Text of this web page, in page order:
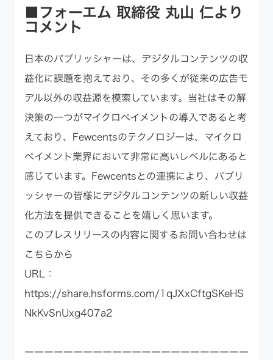
■フォーエム 取締役 丸山 仁より
コメント
日本のパブリッシャーは、デジタルコンテンツの収
益化に課題を抱えており、その多くが従来の広告モ
デル以外の収益源を模索しています。当社はその解
決策の一つがマイクロペイメントの導入であると考
えており、Fewcentsのテクノロジーは、マイクロ
ペイメント業界において非常に高いレベルにあると
感じています。Fewcentsとの連携により、パブリ
ッシャーの皆様にデジタルコンテンツの新しい収益
化方法を提供できることを嬉しく思います。
このプレスリリースの内容に関するお問い合わせは
こちらから
URL：
https://share.hsforms.com/1qJXxCftgSKeHS
NkKvSnUxg407a2
ーーーーーーーーーーーーーーーーーーーーーーー